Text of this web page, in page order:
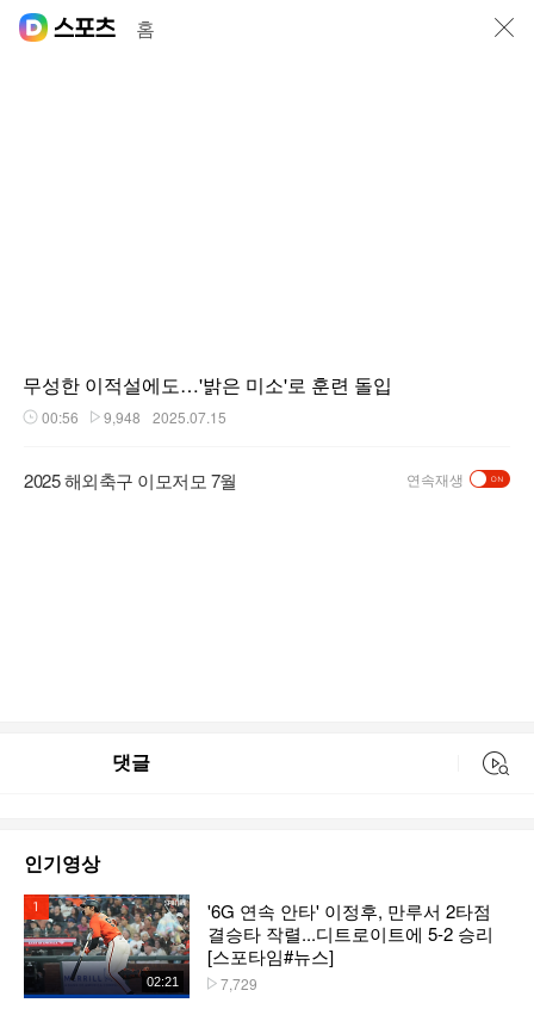
홈
무성한 이적설에도…'밝은 미소'로 훈련 돌입
00:56 9,948 2025.07.15
2025 해외축구 이모저모 7월 연속재생
댓글
인기영상
02:21
'6G 연속 안타' 이정후, 만루서 2타점
결승타 작렬...디트로이트에 5-2 승리
[스포타임#뉴스]
7,729